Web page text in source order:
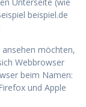
beispiel.de
möchten,
Webbrowser
beim Namen:
und Apple